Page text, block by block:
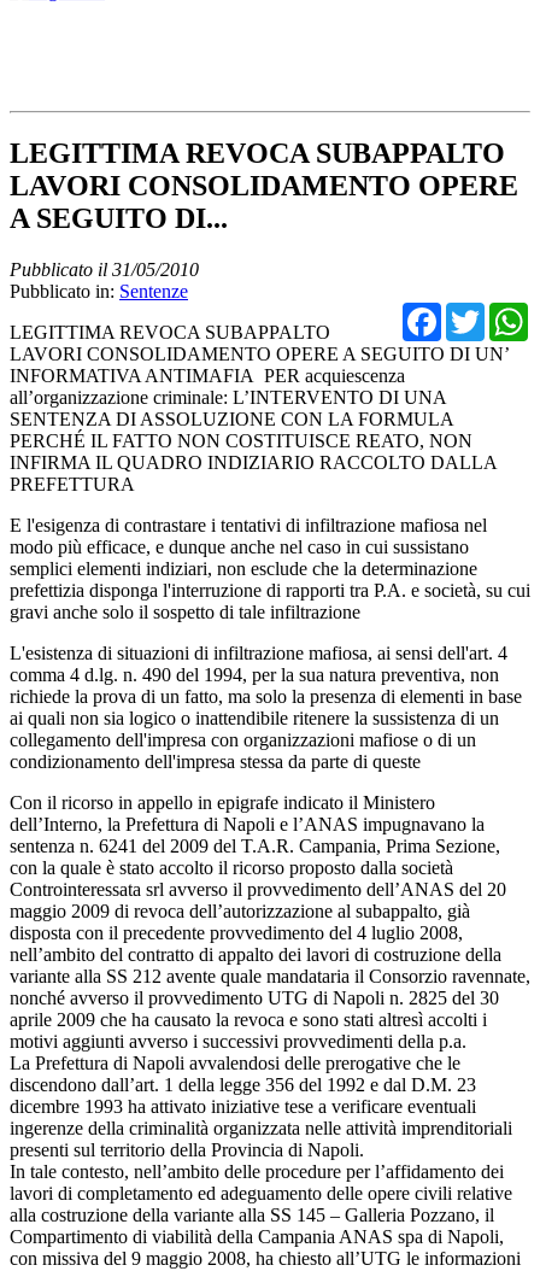
LEGITTIMA REVOCA SUBAPPALTO
LAVORI CONSOLIDAMENTO OPERE
A SEGUITO DI...
Pubblicato il 31/05/2010
Pubblicato in: Sentenze
LEGITTIMA REVOCA SUBAPPALTO
LAVORI CONSOLIDAMENTO OPERE A SEGUITO DI UN’
INFORMATIVA ANTIMAFIA PER acquiescenza
all’organizzazione criminale: L’INTERVENTO DI UNA
SENTENZA DI ASSOLUZIONE CON LA FORMULA
PERCHÉ IL FATTO NON COSTITUISCE REATO, NON
INFIRMA IL QUADRO INDIZIARIO RACCOLTO DALLA
PREFETTURA
E l'esigenza di contrastare i tentativi di infiltrazione mafiosa nel
modo più efficace, e dunque anche nel caso in cui sussistano
semplici elementi indiziari, non esclude che la determinazione
prefettizia disponga l'interruzione di rapporti tra P.A. e società, su cui
gravi anche solo il sospetto di tale infiltrazione
L'esistenza di situazioni di infiltrazione mafiosa, ai sensi dell'art. 4
comma 4 d.lg. n. 490 del 1994, per la sua natura preventiva, non
richiede la prova di un fatto, ma solo la presenza di elementi in base
ai quali non sia logico o inattendibile ritenere la sussistenza di un
collegamento dell'impresa con organizzazioni mafiose o di un
condizionamento dell'impresa stessa da parte di queste
Con il ricorso in appello in epigrafe indicato il Ministero
dell’Interno, la Prefettura di Napoli e l’ANAS impugnavano la
sentenza n. 6241 del 2009 del T.A.R. Campania, Prima Sezione,
con la quale è stato accolto il ricorso proposto dalla società
Controinteressata srl avverso il provvedimento dell’ANAS del 20
maggio 2009 di revoca dell’autorizzazione al subappalto, già
disposta con il precedente provvedimento del 4 luglio 2008,
nell’ambito del contratto di appalto dei lavori di costruzione della
variante alla SS 212 avente quale mandataria il Consorzio ravennate,
nonché avverso il provvedimento UTG di Napoli n. 2825 del 30
aprile 2009 che ha causato la revoca e sono stati altresì accolti i
motivi aggiunti avverso i successivi provvedimenti della p.a.
La Prefettura di Napoli avvalendosi delle prerogative che le
discendono dall’art. 1 della legge 356 del 1992 e dal D.M. 23
dicembre 1993 ha attivato iniziative tese a verificare eventuali
ingerenze della criminalità organizzata nelle attività imprenditoriali
presenti sul territorio della Provincia di Napoli.
In tale contesto, nell’ambito delle procedure per l’affidamento dei
lavori di completamento ed adeguamento delle opere civili relative
alla costruzione della variante alla SS 145 – Galleria Pozzano, il
Compartimento di viabilità della Campania ANAS spa di Napoli,
con missiva del 9 maggio 2008, ha chiesto all’UTG le informazioni